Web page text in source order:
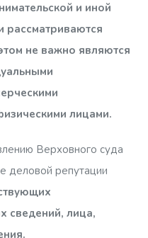
и иной
рассматриваются
не важно являются
лицами.
Верховного суда
деловой репутации
сведений, лица,